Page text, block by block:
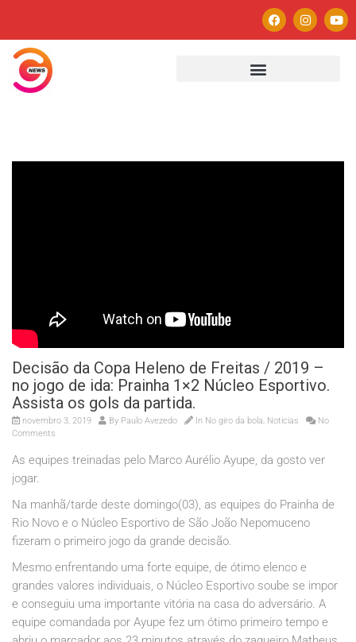
Decisão da Copa Heleno de Freitas / 2019 –
no jogo de ida: Prainha 1×2 Núcleo Esportivo.
Assista os gols da partida.
novembro 3, 2019 By Paulo Avezedo In No giro da bola, Noticias
No
Comments
As equipes treinadas pelo Marco Aurélio Ayupe, da gosto ver
jogar.
Na manhã/tarde deste domingo(03), as equipes do Prainha de
Rio Novo e o Núcleo Esportivo de São João Nepomuceno
fizeram o primeiro jogo da grande decisão.
Mesmo enfrentando uma forte equipe, de ótimo elenco e
grandes valores individuais, o Núcleo Esportivo soube se impor
e conseguiu uma importante vitória na casa do adversário. A
equipe comandada por Ayupe fez um ótimo primeiro tempo e